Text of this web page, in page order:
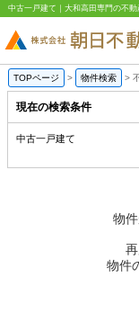
中古一戸建て｜大和高田専門の不
TOPページ > 物件検索 >
現在の検索条件
中古一戸建て
物
物件